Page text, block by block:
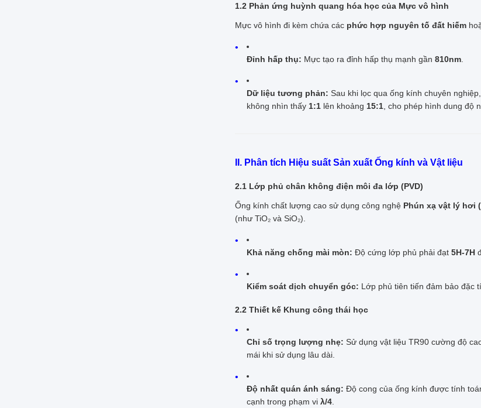
1.2 Phản ứng huỳnh quang hóa học của Mực vô hình
Mực vô hình đi kèm chứa các phức hợp nguyên tố đất hiếm
Đỉnh hấp thụ: Mực tạo ra đỉnh hấp thụ mạnh gần 810nm
Dữ liệu tương phản: Sau khi lọc qua ống kính chuyên
không nhìn thấy 1:1 lên khoảng 15:1 , cho phép hình dung độ
II. Phân tích Hiệu suất Sản xuất Ống kính và Vật liệu
2.1 Lớp phủ chân không điện môi đa lớp (PVD)
Ống kính chất lượng cao sử dụng công nghệ Phún xạ vật lý hơi
(như TiO₂ và SiO₂).
Khả năng chống mài mòn: Độ cứng lớp phủ phải đạt 5H-7H
Kiểm soát dịch chuyển góc: Lớp phủ tiên tiến đảm bảo đặc
2.2 Thiết kế Khung công thái học
Chỉ số trọng lượng nhẹ: Sử dụng vật liệu TR90 cường độ
mái khi sử dụng lâu dài.
Độ nhất quán ánh sáng: Độ cong của ống kính được tính
cạnh trong phạm vi λ/4